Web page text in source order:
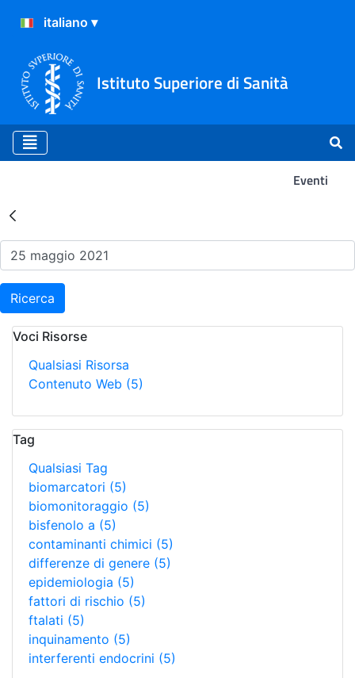
Istituto Superiore di Sanità
Eventi
Risultati della Ricerca -
Ricerca
Voci Risorse
Qualsiasi Risorsa
Contenuto Web (5)
Tag
Qualsiasi Tag
biomarcatori (5)
biomonitoraggio (5)
bisfenolo a (5)
contaminanti chimici (5)
differenze di genere (5)
epidemiologia (5)
fattori di rischio (5)
ftalati (5)
inquinamento (5)
interferenti endocrini (5)